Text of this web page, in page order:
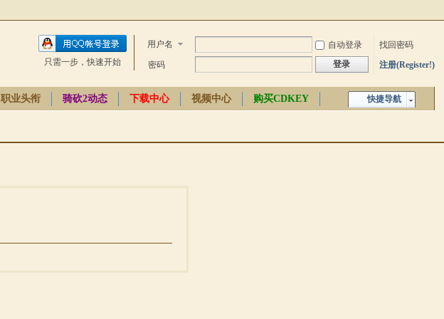
用户名 自动登录
找回密码
密码
登录 注册(Register!)
只需一步，快速开始
快捷导航
职业头衔 骑砍2动态 下载中心 视频中心
购买CDKEY